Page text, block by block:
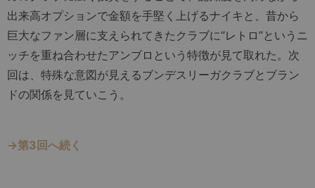
出来高オプションで金額を手堅く上げるナイキと、昔から
巨大なファン層に支えられてきたクラブに“レトロ”というニ
ッチを重ね合わせたアンブロという特徴が見て取れた。次
回は、特殊な意図が見えるブンデスリーガクラブとブラン
ドの関係を見ていこう。
→第3回へ続く